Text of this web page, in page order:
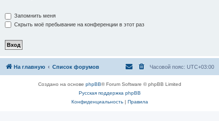
Запомнить меня
Скрыть моё пребывание на конференции в этот раз
На главную Список форумов Часовой пояс: UTC+03:00
Создано на основе phpBB® Forum Software © phpBB Limited
Русская поддержка phpBB
Конфиденциальность| Правила